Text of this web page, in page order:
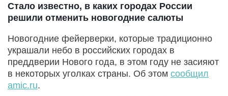
Стало известно, в каких городах России
решили отменить новогодние салюты
Новогодние фейерверки, которые традиционно
украшали небо в российских городах в
преддверии Нового года, в этом году не засияют
в некоторых уголках страны. Об этом сообщил
amic.ru.